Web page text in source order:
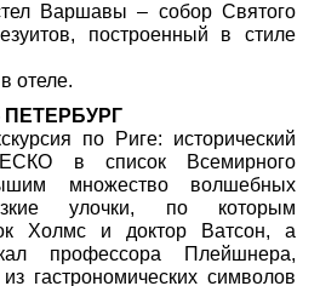
Варшавы – собор Святого
построенный в стиле
отеле.
ПЕТЕРБУРГ
по Риге: исторический
в список Всемирного
множество волшебных
улочки, по которым
Холмс и доктор Ватсон, а
профессора Плейшнера,
гастрономических символов